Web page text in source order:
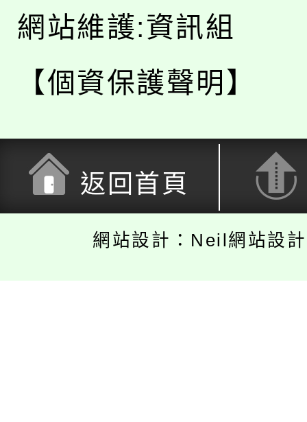
網站維護:資訊組
【個資保護聲明】
返回首頁
網站設計：Neil網站設